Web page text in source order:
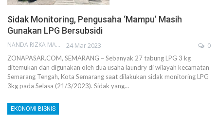
Sidak Monitoring, Pengusaha ‘Mampu’ Masih
Gunakan LPG Bersubsidi
NANDA RIZKA MAHENDRA 24 Mar 2023 0
ZONAPASAR.COM, SEMARANG – Sebanyak 27 tabung LPG 3 kg
ditemukan dan digunakan oleh dua usaha laundry di wilayah kecamatan
Semarang Tengah, Kota Semarang saat dilakukan sidak monitoring LPG
3kg pada Selasa (21/3/2023). Sidak yang…
EKONOMI BISNIS